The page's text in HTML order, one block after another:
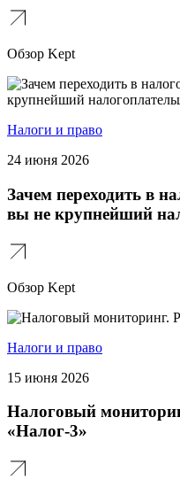
Обзор Kept
Налоги и право
24 июня 2026
Зачем переходить в
вы не крупнейший
Обзор Kept
Налоги и право
15 июня 2026
Налоговый
«Налог-3»